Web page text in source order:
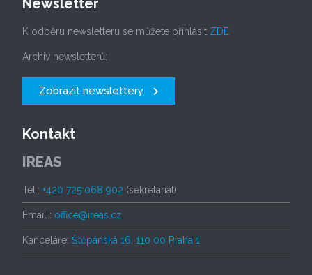
Newsletter
K odběru newsletteru se můžete přihlásit ZDE
Archiv newsletterů:
Zobrazit newslettery
Kontakt
IREAS
Tel.: +420 725 068 902 (sekretariát)
Email : office@ireas.cz
Kanceláře: Štěpánská 16, 110 00 Praha 1